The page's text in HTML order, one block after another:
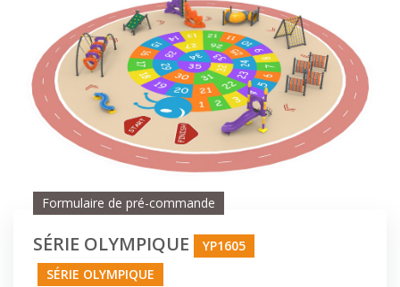
SÉRIE OLYMPIQUE YP1605
Formulaire de pré-commande
SÉRIE OLYMPIQUE